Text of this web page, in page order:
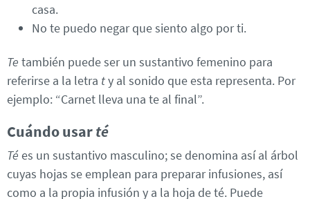
casa.
No te puedo negar que siento algo por ti.
Te también puede ser un sustantivo femenino para
referirse a la letra ty al sonido que esta representa. Por
ejemplo: “Carnet lleva una te al final”.
Cuándo usarté
Tées un sustantivo masculino; se denomina así al árbol
cuyas hojas se emplean para preparar infusiones, así
como a la propia infusión y a la hoja de té. Puede